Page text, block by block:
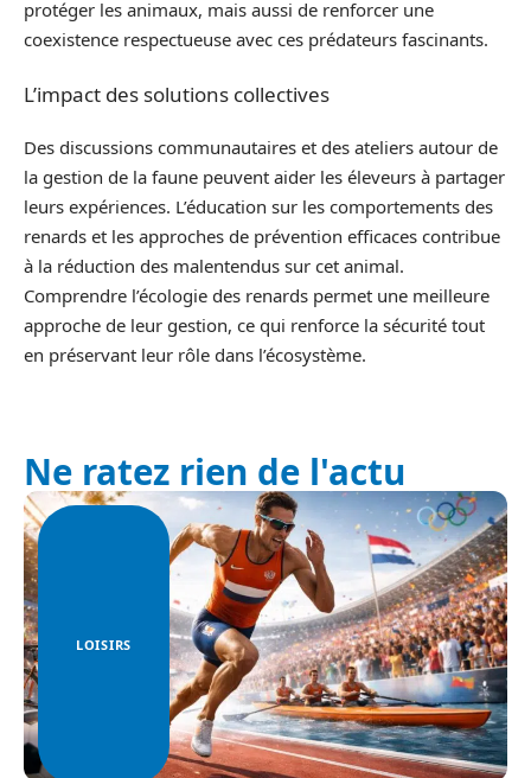
protéger les animaux, mais aussi de renforcer une
coexistence respectueuse avec ces prédateurs fascinants.
L’impact des solutions collectives
Des discussions communautaires et des ateliers autour de
la gestion de la faune peuvent aider les éleveurs à partager
leurs expériences. L’éducation sur les comportements des
renards et les approches de prévention efficaces contribue
à la réduction des malentendus sur cet animal.
Comprendre l’écologie des renards permet une meilleure
approche de leur gestion, ce qui renforce la sécurité tout
en préservant leur rôle dans l’écosystème.
Ne ratez rien de l'actu
LOISIRS